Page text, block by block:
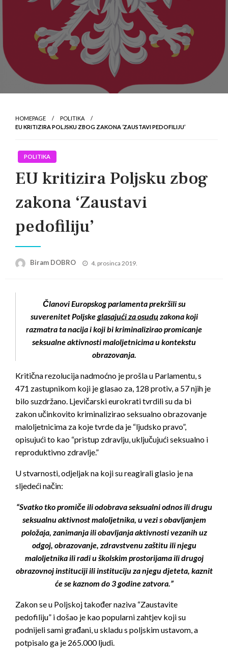
HOMEPAGE
POLITIKA
EU KRITIZIRA POLJSKU ZBOG ZAKONA ‘ZAUSTAVI PEDOFILIJU’
POLITIKA
EU kritizira Poljsku zbog
zakona ‘Zaustavi
pedofiliju’
Biram DOBRO
Posted
4. prosinca 2019.
Članovi Europskog parlamenta prekršili su
suverenitet Poljskeglasajući za osuduzakona koji
razmatra ta nacija i koji bi kriminalizirao promicanje
seksualne aktivnosti maloljetnicima u kontekstu
obrazovanja.
Kritična rezolucija nadmoćno je prošla u Parlamentu, s
471 zastupnikom koji je glasao za, 128 protiv, a 57 njih je
bilo suzdržano. Ljevičarski eurokrati tvrdili su da bi
zakon učinkovito kriminalizirao seksualno obrazovanje
maloljetnicima za koje tvrde da je “ljudsko pravo”,
opisujući to kao “pristup zdravlju, uključujući seksualno i
reproduktivno zdravlje.”
U stvarnosti, odjeljak na koji su reagirali glasio je na
sljedeći način:
“Svatko tko promiče ili odobrava seksualni odnos ili drugu
seksualnu aktivnost maloljetnika, u vezi s obavljanjem
položaja, zanimanja ili obavljanja aktivnosti vezanih uz
odgoj, obrazovanje, zdravstvenu zaštitu ili njegu
maloljetnika ili radi u školskim prostorijama ili drugoj
obrazovnoj instituciji ili instituciju za njegu djeteta, kaznit
će se kaznom do 3 godine zatvora.”
Zakon se u Poljskoj također naziva “Zaustavite
pedofiliju” i došao je kao popularni zahtjev koji su
podnijeli sami građani, u skladu s poljskim ustavom, a
potpisalo ga je 265.000 ljudi.